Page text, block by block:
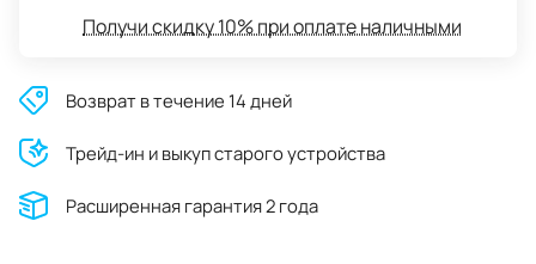
Получи скидку 10% при оплате наличными
Возврат в течение 14 дней
Трейд-ин и выкуп старого устройства
Расширенная гарантия 2 года